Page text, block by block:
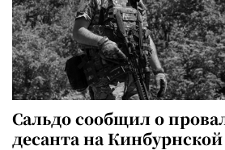
Сальдо сообщил о
десанта на Кинбурнской